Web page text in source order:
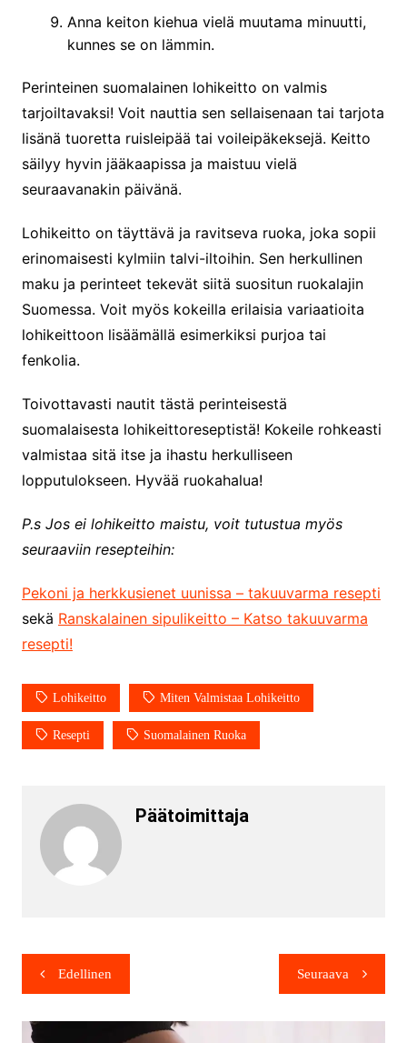
Anna keiton kiehua vielä muutama minuutti,
kunnes se on lämmin.
Perinteinen suomalainen lohikeitto on valmis
tarjoiltavaksi! Voit nauttia sen sellaisenaan tai tarjota
lisänä tuoretta ruisleipää tai voileipäkeksejä. Keitto
säilyy hyvin jääkaapissa ja maistuu vielä
seuraavanakin päivänä.
Lohikeitto on täyttävä ja ravitseva ruoka, joka sopii
erinomaisesti kylmiin talvi-iltoihin. Sen herkullinen
maku ja perinteet tekevät siitä suositun ruokalajin
Suomessa. Voit myös kokeilla erilaisia variaatioita
lohikeittoon lisäämällä esimerkiksi purjoa tai
fenkolia.
Toivottavasti nautit tästä perinteisestä
suomalaisesta lohikeittoreseptistä! Kokeile rohkeasti
valmistaa sitä itse ja ihastu herkulliseen
lopputulokseen. Hyvää ruokahalua!
P.s Jos ei lohikeitto maistu, voit tutustua myös
seuraaviin resepteihin:
Pekoni ja herkkusienet uunissa – takuuvarma resepti
sekä Ranskalainen sipulikeitto – Katso takuuvarma
resepti!
Lohikeitto Miten Valmistaa Lohikeitto
Resepti Suomalainen Ruoka
Päätoimittaja
Edellinen Seuraava